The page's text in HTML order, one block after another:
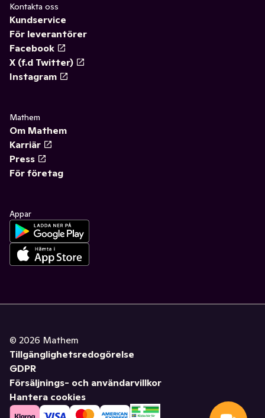
Kontakta oss
Kundservice
För leverantörer
Facebook
X (f.d Twitter)
Instagram
Mathem
Om Mathem
Karriär
Press
För företag
Appar
© 2026 Mathem
Tillgänglighetsredogörelse
GDPR
Försäljnings- och användarvillkor
Hantera cookies